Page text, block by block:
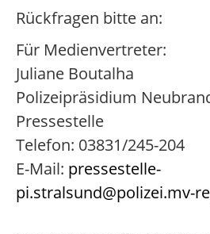
Rückfragen bitte an:
Für Medienvertreter:
Juliane Boutalha
Polizeipräsidium
Pressestelle
Telefon: 03831/245-204
E-Mail: pressestelle-
pi.stralsund@polizei.mv-